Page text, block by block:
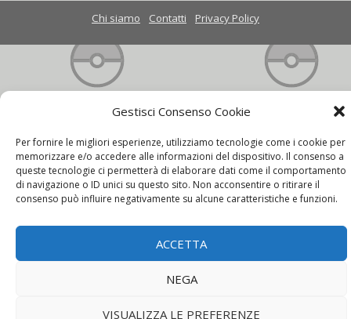
Gestisci Consenso Cookie
Per fornire le migliori esperienze, utilizziamo tecnologie come i cookie per
memorizzare e/o accedere alle informazioni del dispositivo. Il consenso a
queste tecnologie ci permetterà di elaborare dati come il comportamento
di navigazione o ID unici su questo sito. Non acconsentire o ritirare il
consenso può influire negativamente su alcune caratteristiche e funzioni.
ACCETTA
NEGA
VISUALIZZA LE PREFERENZE
Chi siamo Contatti Privacy Policy